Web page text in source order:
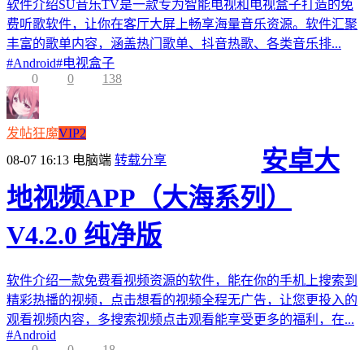
软件介绍SU音乐TV是一款专为智能电视和电视盒子打造的免
费听歌软件，让你在客厅大屏上畅享海量音乐资源。软件汇聚
丰富的歌单内容，涵盖热门歌单、抖音热歌、各类音乐排...
#Android#电视盒子
0
0 138
发帖狂魔VIP2
08-07 16:13 电脑端 转载分享
安卓大
地视频APP（大海系列）
V4.2.0 纯净版
软件介绍一款免费看视频资源的软件，能在你的手机上搜索到
精彩热播的视频，点击想看的视频全程无广告，让您更投入的
观看视频内容，多搜索视频点击观看能享受更多的福利，在...
#Android